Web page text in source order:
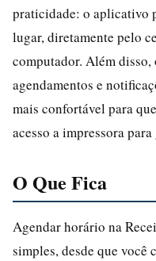
praticidade: o aplicativo
lugar, diretamente pelo
computador. Além
agendamentos e
mais confortável para
acesso a impressora
O Que Fica
Agendar horário na
simples, desde que você